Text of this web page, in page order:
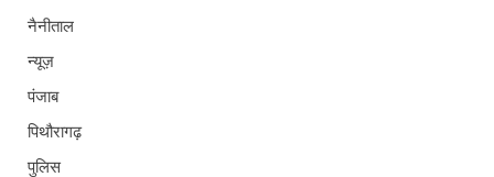
नैनीताल
न्यूज़
पंजाब
पिथौरागढ़
पुलिस